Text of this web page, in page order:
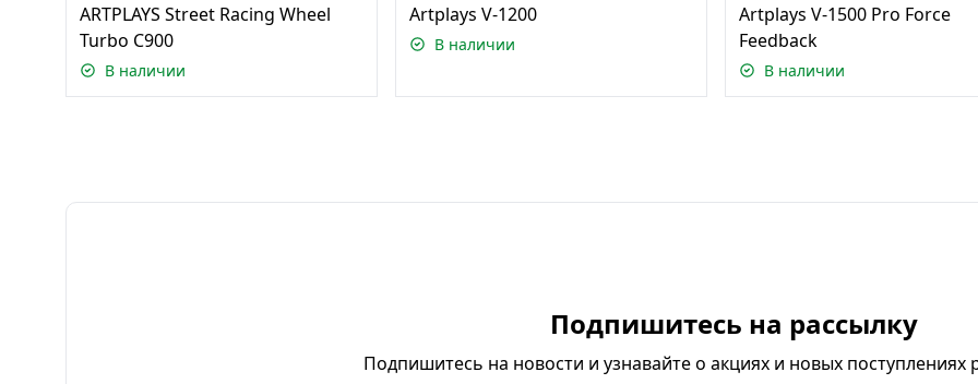
ARTPLAYS Street Racing Wheel
Turbo C900
В наличии
Artplays V-1200
В наличии
Artplays V-1500 Pro Force
Feedback
В наличии
Подпишитесь на рассылку
Подпишитесь на новости и узнавайте о акциях и новых поступлениях